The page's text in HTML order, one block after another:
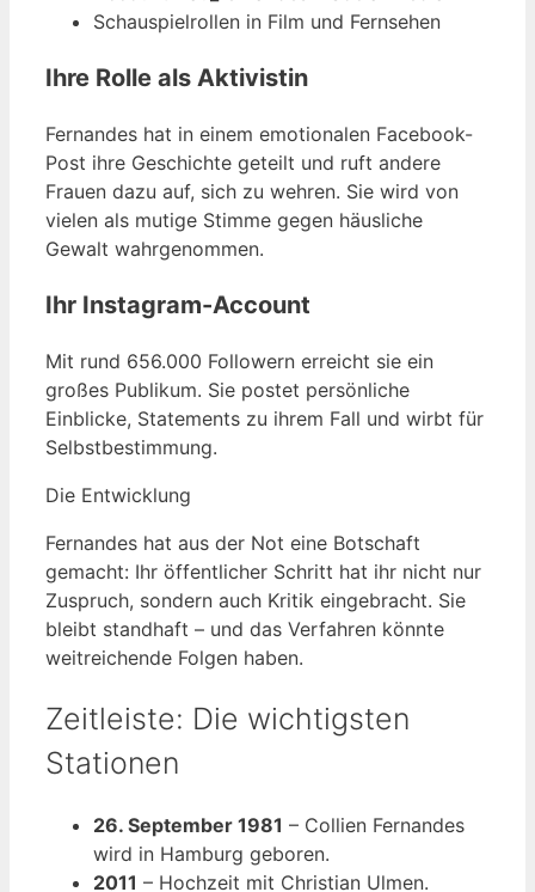
Schauspielrollen in Film und Fernsehen
Ihre Rolle als Aktivistin
Fernandes hat in einem emotionalen Facebook-
Post ihre Geschichte geteilt und ruft andere
Frauen dazu auf, sich zu wehren. Sie wird von
vielen als mutige Stimme gegen häusliche
Gewalt wahrgenommen.
Ihr Instagram-Account
Mit rund 656.000 Followern erreicht sie ein
großes Publikum. Sie postet persönliche
Einblicke, Statements zu ihrem Fall und wirbt für
Selbstbestimmung.
Die Entwicklung
Fernandes hat aus der Not eine Botschaft
gemacht: Ihr öffentlicher Schritt hat ihr nicht nur
Zuspruch, sondern auch Kritik eingebracht. Sie
bleibt standhaft – und das Verfahren könnte
weitreichende Folgen haben.
Zeitleiste: Die wichtigsten
Stationen
26. September 1981 – Collien Fernandes
wird in Hamburg geboren.
2011 – Hochzeit mit Christian Ulmen.